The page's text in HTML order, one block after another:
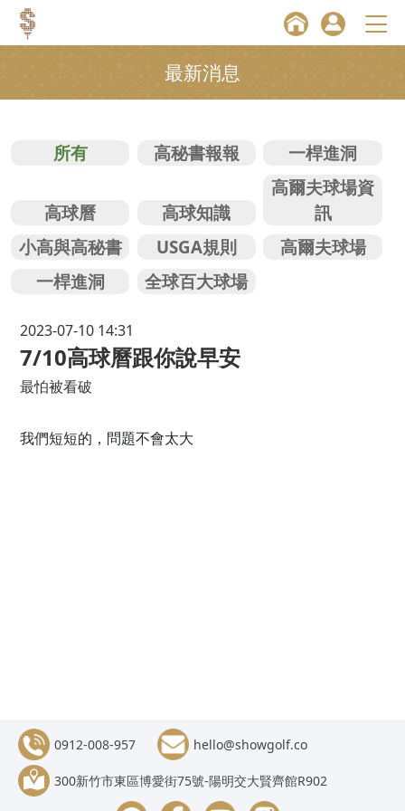
最新消息
所有 高秘書報報 一桿進洞
高球曆 高球知識
高爾夫球場資
訊
小高與高秘書
USGA規則
高爾夫球場
一桿進洞
全球百大球場
2023-07-10 14:31
7/10高球曆跟你說早安
最怕被看破
我們短短的，問題不會太大
0912-008-957 hello@showgolf.co
300新竹市東區博愛街75號-陽明交大賢齊館R902